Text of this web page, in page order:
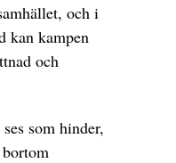
och i
kan kampen
och
som hinder,